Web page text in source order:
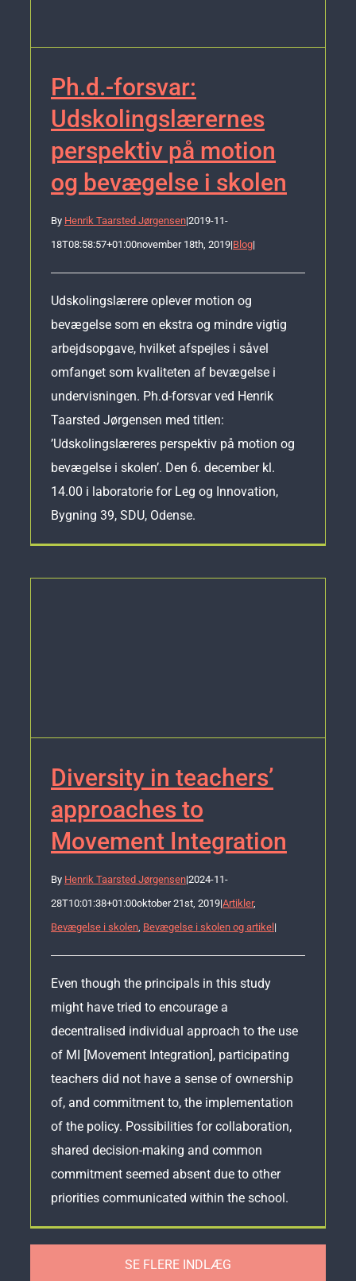
Ph.d.-forsvar:
Udskolingslærernes
perspektiv på motion
og bevægelse i skolen
By Henrik Taarsted Jørgensen|2019-11-
18T08:58:57+01:00november 18th, 2019|Blog|
Udskolingslærere oplever motion og
bevægelse som en ekstra og mindre vigtig
arbejdsopgave, hvilket afspejles i såvel
omfanget som kvaliteten af bevægelse i
undervisningen. Ph.d-forsvar ved Henrik
Taarsted Jørgensen med titlen:
’Udskolingslæreres perspektiv på motion og
bevægelse i skolen’. Den 6. december kl.
14.00 i laboratorie for Leg og Innovation,
Bygning 39, SDU, Odense.
Diversity in teachers’
approaches to
Movement Integration
By Henrik Taarsted Jørgensen|2024-11-
28T10:01:38+01:00oktober 21st, 2019|Artikler,
Bevægelse i skolen, Bevægelse i skolen og artikel |
Even though the principals in this study
might have tried to encourage a
decentralised individual approach to the use
of MI [Movement Integration], participating
teachers did not have a sense of ownership
of, and commitment to, the implementation
of the policy. Possibilities for collaboration,
shared decision-making and common
commitment seemed absent due to other
priorities communicated within the school.
SE FLERE INDLÆG